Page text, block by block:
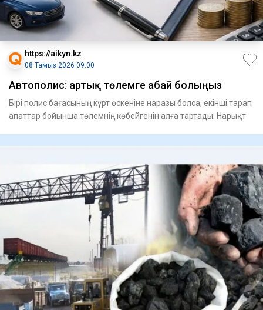
https://aikyn.kz
08 Тамыз 2026 09:00
Автополис: артық төлемге абай болыңыз
Бірі полис бағасының күрт өскеніне наразы болса, екінші тарап
апаттар бойынша төлемнің көбейгенін алға тартады. Нарықт